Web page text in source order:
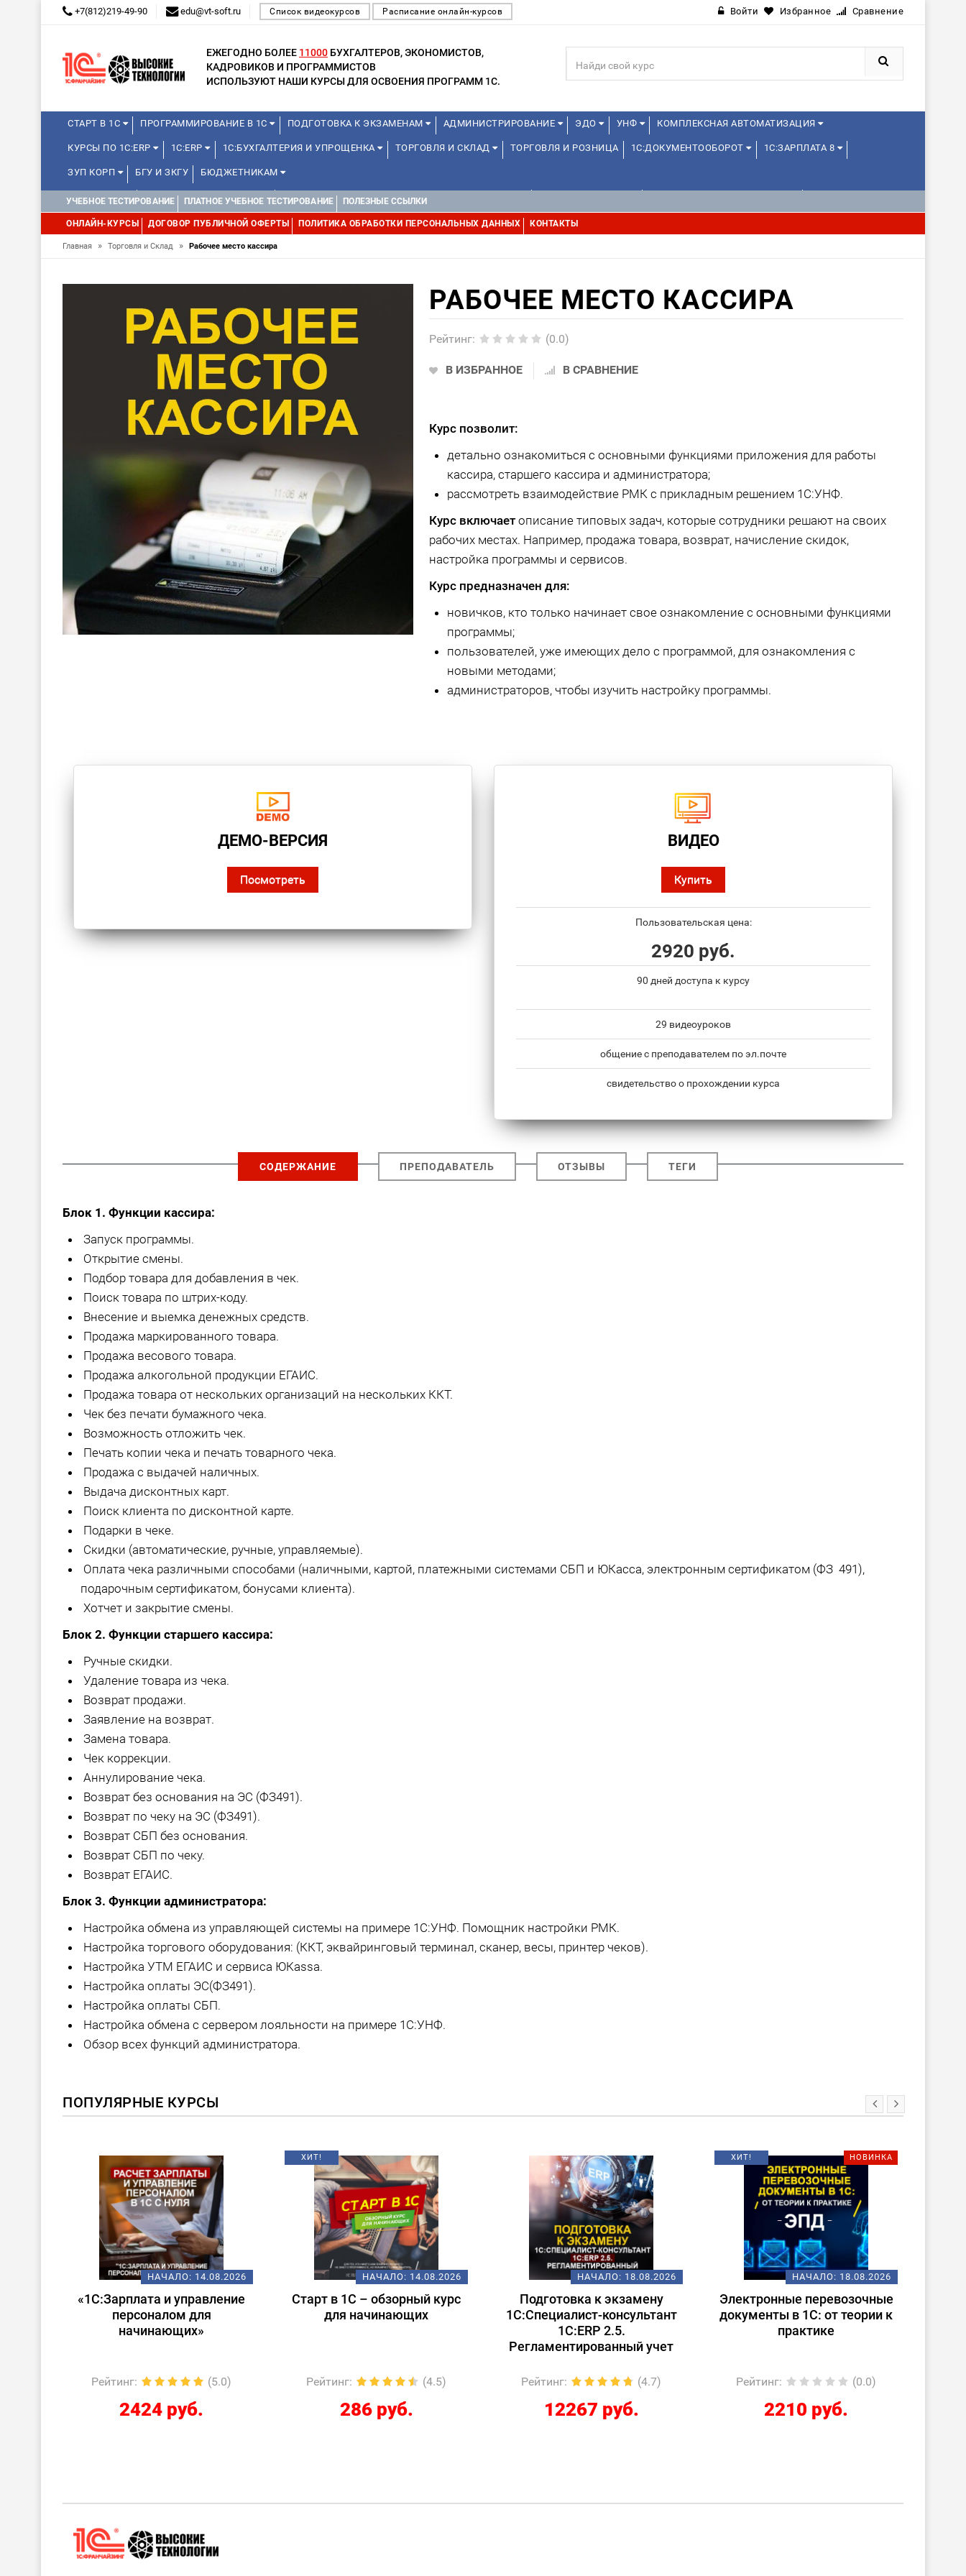
+7(812)219-49-90 edu@vt-soft.ru Список видеокурсов Расписание онлайн-курсов Войти Избранное Сравнение
ЕЖЕГОДНО БОЛЕЕ 11000 БУХГАЛТЕРОВ, ЭКОНОМИСТОВ,
КАДРОВИКОВ И ПРОГРАММИСТОВ
ИСПОЛЬЗУЮТ НАШИ КУРСЫ ДЛЯ ОСВОЕНИЯ ПРОГРАММ 1С.
СТАРТ В 1С ПРОГРАММИРОВАНИЕ В 1С ПОДГОТОВКА К ЭКЗАМЕНАМ АДМИНИСТРИРОВАНИЕ ЭДО УНФ КОМПЛЕКСНАЯ АВТОМАТИЗАЦИЯ
КУРСЫ ПО 1С:ERP 1С:ERP 1С:БУХГАЛТЕРИЯ И УПРОЩЕНКА ТОРГОВЛЯ И СКЛАД ТОРГОВЛЯ И РОЗНИЦА 1С:ДОКУМЕНТООБОРОТ 1С:ЗАРПЛАТА 8
ЗУП КОРП БГУ И ЗКГУ БЮДЖЕТНИКАМ
МИНИ-КУРСЫ КУРСЫ ДЛЯ ШКОЛЬНИКОВ КУРСЫ ДЛЯ ПРЕПОДАВАТЕЛЕЙ ШКОЛЬНЫХ КУРСОВ
УПРАВЛЕНИЕ ПРОЕКТАМИ УПРАВЛЕНЦАМ ДРУГИЕ 1С:МЕДИЦИНА WEB, JAVA И ANDROID
УЧЕБНОЕ ТЕСТИРОВАНИЕ ПЛАТНОЕ УЧЕБНОЕ ТЕСТИРОВАНИЕ ПОЛЕЗНЫЕ ССЫЛКИ
ОНЛАЙН-КУРСЫ ДОГОВОР ПУБЛИЧНОЙ ОФЕРТЫ ПОЛИТИКА ОБРАБОТКИ ПЕРСОНАЛЬНЫХ ДАННЫХ КОНТАКТЫ
Главная » Торговля и Склад » Рабочее место кассира
РАБОЧЕЕ МЕСТО КАССИРА
Рейтинг: (0.0)
В ИЗБРАННОЕ В СРАВНЕНИЕ
Курс позволит:
детально ознакомиться с основными функциями приложения для работы
кассира, старшего кассира и администратора;
рассмотреть взаимодействие РМК с прикладным решением 1С:УНФ.
Курс включаетописание типовых задач, которые сотрудники решают на своих
рабочих местах. Например, продажа товара, возврат, начисление скидок,
настройка программы и сервисов.
Курс предназначен для:
новичков, кто только начинает свое ознакомление с основными функциями
программы;
пользователей, уже имеющих дело с программой, для ознакомления с
новыми методами;
администраторов, чтобы изучить настройку программы.
ДЕМО-ВЕРСИЯ
Посмотреть
ВИДЕО
Купить
Пользовательская цена:
2920 руб.
90 дней доступа к курсу
29 видеоуроков
общение с преподавателем по эл.почте
свидетельство о прохождении курса
СОДЕРЖАНИЕ ПРЕПОДАВАТЕЛЬ ОТЗЫВЫ ТЕГИ
Блок 1. Функции кассира:
Запуск программы.
Открытие смены.
Подбор товара для добавления в чек.
Поиск товара по штрих-коду.
Внесение и выемка денежных средств.
Продажа маркированного товара.
Продажа весового товара.
Продажа алкогольной продукции ЕГАИС.
Продажа товара от нескольких организаций на нескольких ККТ.
Чек без печати бумажного чека.
Возможность отложить чек.
Печать копии чека и печать товарного чека.
Продажа с выдачей наличных.
Выдача дисконтных карт.
Поиск клиента по дисконтной карте.
Подарки в чеке.
Скидки (автоматические, ручные, управляемые).
Оплата чека различными способами (наличными, картой, платежными системами СБП и ЮКасса, электронным сертификатом (ФЗ 491),
подарочным сертификатом, бонусами клиента).
Хотчет и закрытие смены.
Блок 2. Функции старшего кассира:
Ручные скидки.
Удаление товара из чека.
Возврат продажи.
Заявление на возврат.
Замена товара.
Чек коррекции.
Аннулирование чека.
Возврат без основания на ЭС (ФЗ491).
Возврат по чеку на ЭС (ФЗ491).
Возврат СБП без основания.
Возврат СБП по чеку.
Возврат ЕГАИС.
Блок 3. Функции администратора:
Настройка обмена из управляющей системы на примере 1С:УНФ. Помощник настройки РМК.
Настройка торгового оборудования: (ККТ, эквайринговый терминал, сканер, весы, принтер чеков).
Настройка УТМ ЕГАИС и сервиса ЮКаssа.
Настройка оплаты ЭС(ФЗ491).
Настройка оплаты СБП.
Настройка обмена с сервером лояльности на примере 1С:УНФ.
Обзор всех функций администратора.
ПОПУЛЯРНЫЕ КУРСЫ
НАЧАЛО: 14.08.2026
«1С:Зарплата и управление
персоналом для
начинающих»
Рейтинг: (5.0)
2424 руб.
ХИТ!
НАЧАЛО: 14.08.2026
Старт в 1С – обзорный курс
для начинающих
Рейтинг: (4.5)
286 руб.
НАЧАЛО: 18.08.2026
Подготовка к экзамену
1С:Специалист-консультант
1С:ERP 2.5.
Регламентированный учет
Рейтинг: (4.7)
12267 руб.
НОВИНКА
ХИТ!
НАЧАЛО: 18.08.2026
Электронные перевозочные
документы в 1С: от теории к
практике
Рейтинг: (0.0)
2210 руб.